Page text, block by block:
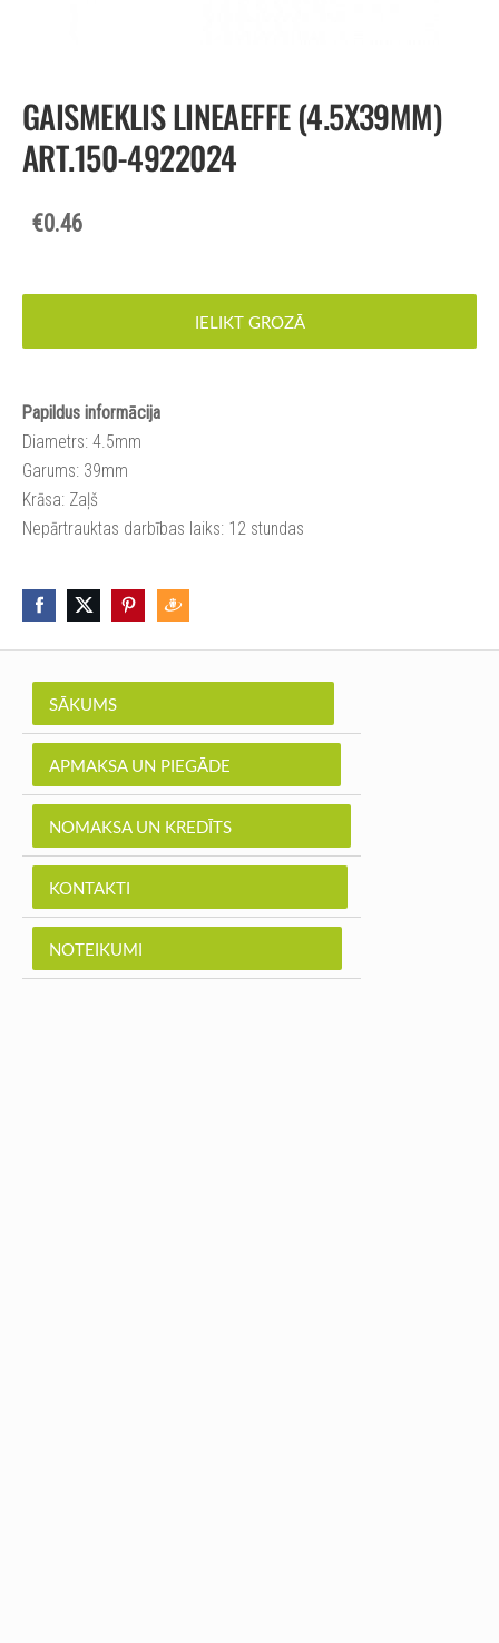
SĀKUMS
APMAKSA UN PIEGĀDE
NOMAKSA UN KREDĪTS
KONTAKTI
NOTEIKUMI
GAISMEKLIS LINEAEFFE (4.5X39MM)
ART.150-4922024
€0.46
IELIKT GROZĀ
Papildus informācija
Diametrs: 4.5mm
Garums: 39mm
Krāsa: Zaļš
Nepārtrauktas darbības laiks: 12 stundas